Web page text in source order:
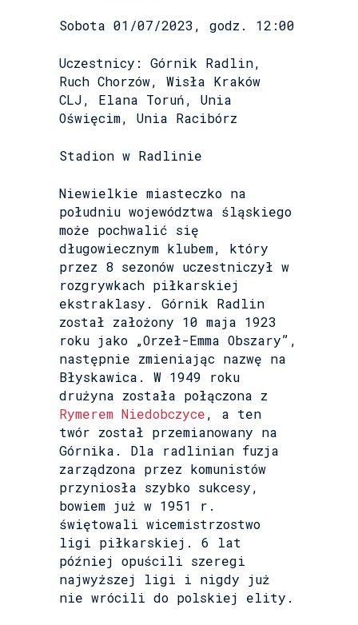
Sobota 01/07/2023, godz. 12:00
Uczestnicy: Górnik Radlin,
Ruch Chorzów, Wisła Kraków
CLJ, Elana Toruń, Unia
Oświęcim, Unia Racibórz
Stadion w Radlinie
Niewielkie miasteczko na
południu województwa śląskiego
może pochwalić się
długowiecznym klubem, który
przez 8 sezonów uczestniczył w
rozgrywkach piłkarskiej
ekstraklasy. Górnik Radlin
został założony 10 maja 1923
roku jako „Orzeł-Emma Obszary”,
następnie zmieniając nazwę na
Błyskawica. W 1949 roku
drużyna została połączona z
Rymerem Niedobczyce, a ten
twór został przemianowany na
Górnika. Dla radlinian fuzja
zarządzona przez komunistów
przyniosła szybko sukcesy,
bowiem już w 1951 r.
świętowali wicemistrzostwo
ligi piłkarskiej. 6 lat
później opuścili szeregi
najwyższej ligi i nigdy już
nie wrócili do polskiej elity.